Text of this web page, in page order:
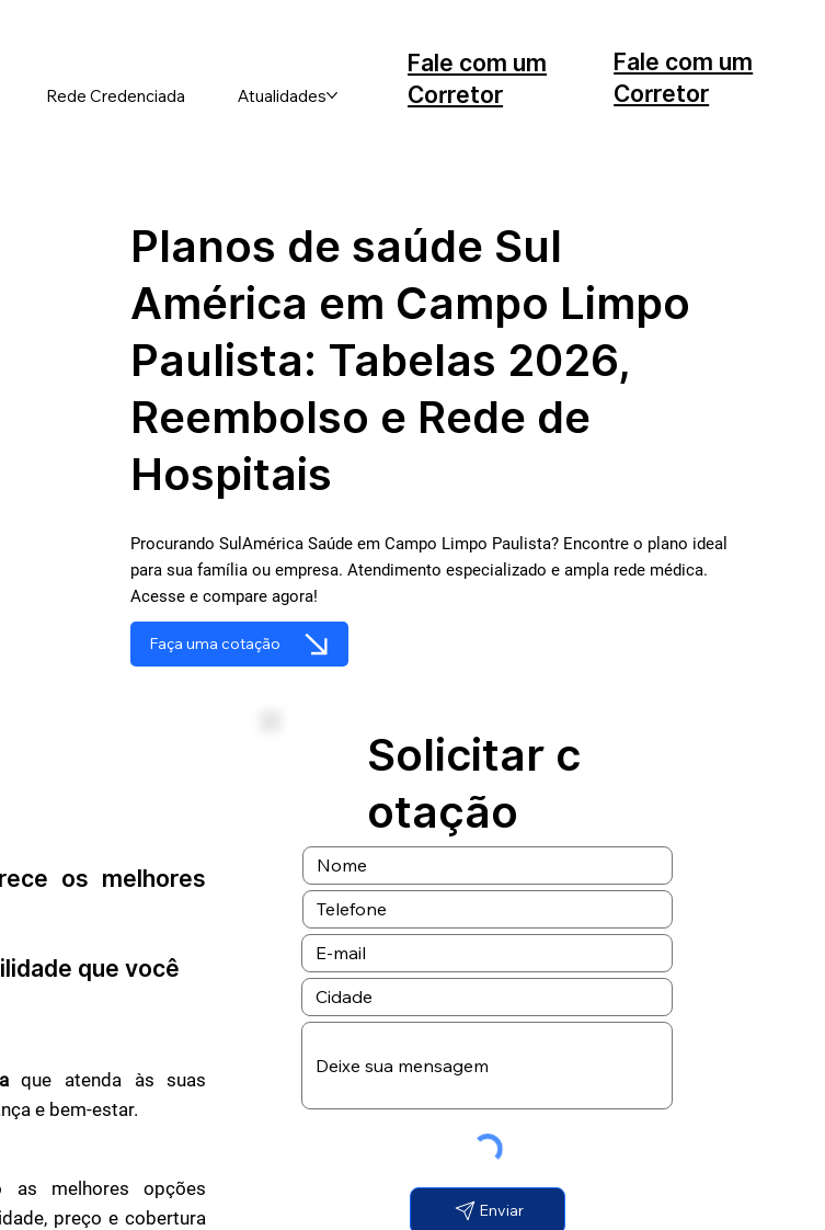
Rede Credenciada Atualidades
Fale com um
Corretor
Fale com um
Corretor
Planos de saúde Sul
América em Campo Limpo
Paulista: Tabelas 2026,
Reembolso e Rede de
Hospitais
Procurando SulAmérica Saúde em Campo Limpo Paulista? Encontre o plano ideal
para sua família ou empresa. Atendimento especializado e ampla rede médica.
Acesse e compare agora!
Faça uma cotação
Solicitar c
otação
Enviar
os melhores
que você
que atenda às suas
e bem-estar.
as melhores opções
preço e cobertura